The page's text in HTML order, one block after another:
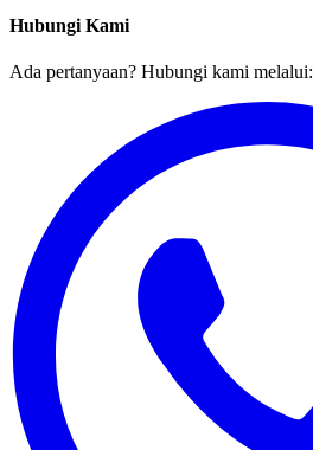
Hubungi Kami
Ada pertanyaan? Hubungi kami melalui: